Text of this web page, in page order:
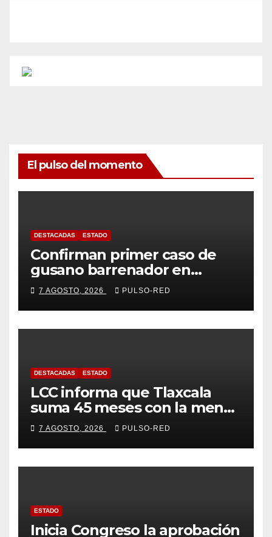
El pulso del momento
DESTACADAS ESTADO
Confirman primer caso de
gusano barrenador en
humano en Tlaxcala
7 AGOSTO, 2026 PULSO-RED
DESTACADAS ESTADO
LCC informa que Tlaxcala
suma 45 meses con la menor
tasa de delitos en el país
7 AGOSTO, 2026 PULSO-RED
ESTADO
Inicia Congreso la aprobación